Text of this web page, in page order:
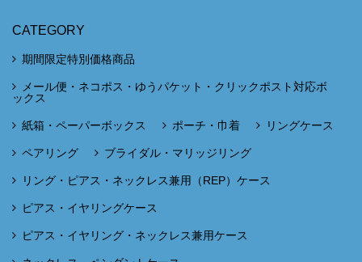
CATEGORY
期間限定特別価格商品
メール便・ネコポス・ゆうパケット・クリックポスト対応ボ
ックス
紙箱・ペーパーボックス ポーチ・巾着 リングケース
ペアリング ブライダル・マリッジリング
リング・ピアス・ネックレス兼用（REP）ケース
ピアス・イヤリングケース
ピアス・イヤリング・ネックレス兼用ケース